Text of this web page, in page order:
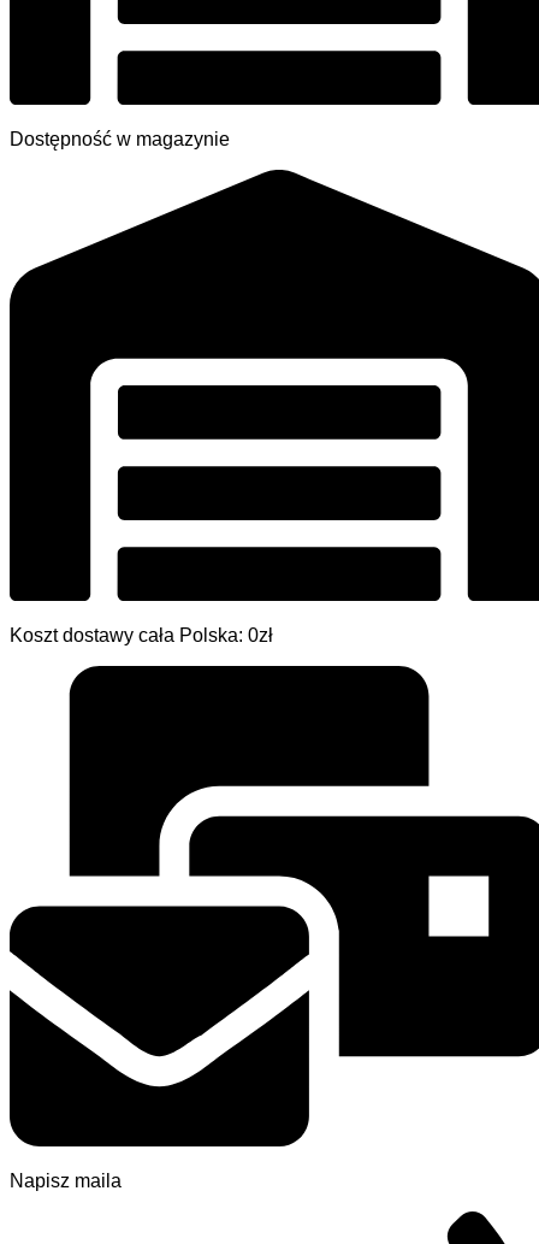
Dostępność w magazynie
Koszt dostawy cała Polska: 0zł
Napisz maila